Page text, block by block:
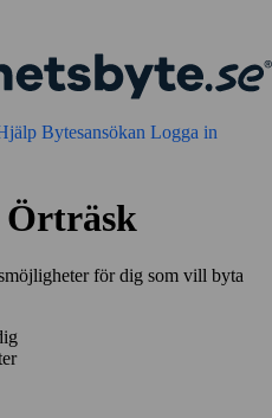
Bytesansökan Logga in
Örträsk
för dig som vill byta